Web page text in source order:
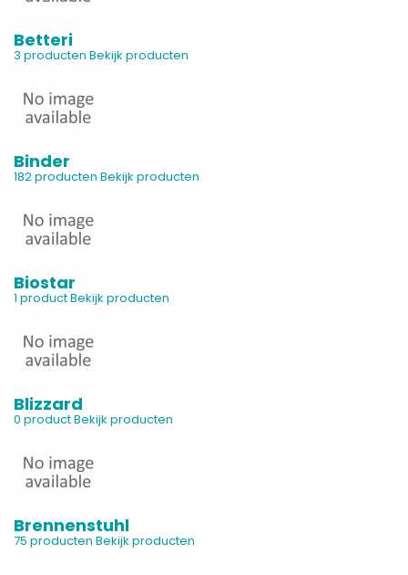
Betteri
3 producten Bekijk producten
Binder
182 producten Bekijk producten
Biostar
1 productBekijk producten
Blizzard
0 productBekijk producten
Brennenstuhl
75 producten Bekijk producten